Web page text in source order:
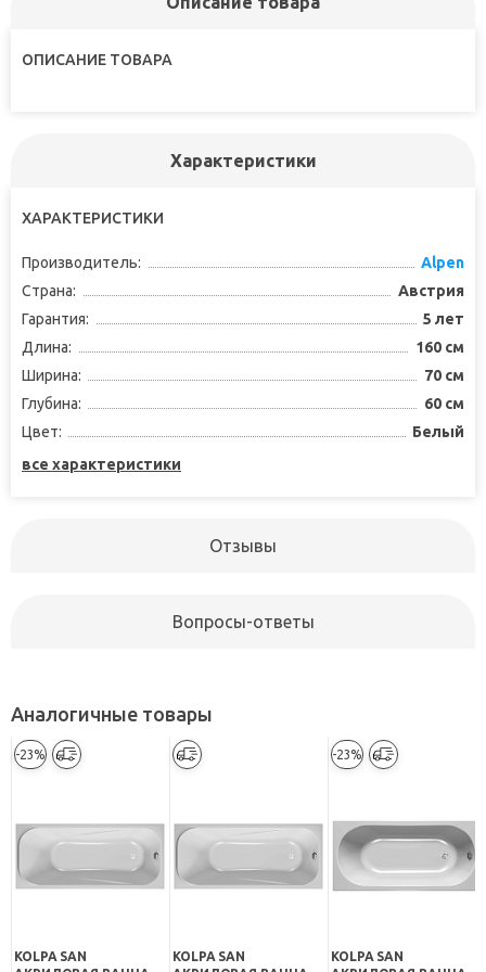
ОПИСАНИЕ ТОВАРА
Характеристики
ХАРАКТЕРИСТИКИ
Производитель:
Alpen
Страна:
Австрия
Гарантия:
5 лет
Длина:
160 см
Ширина:
70 см
Глубина:
60 см
Цвет:
Белый
все характеристики
Отзывы
Вопросы-ответы
Аналогичные товары
-23%
KOLPA SAN
KOLPA SAN
-23%
KOLPA SAN